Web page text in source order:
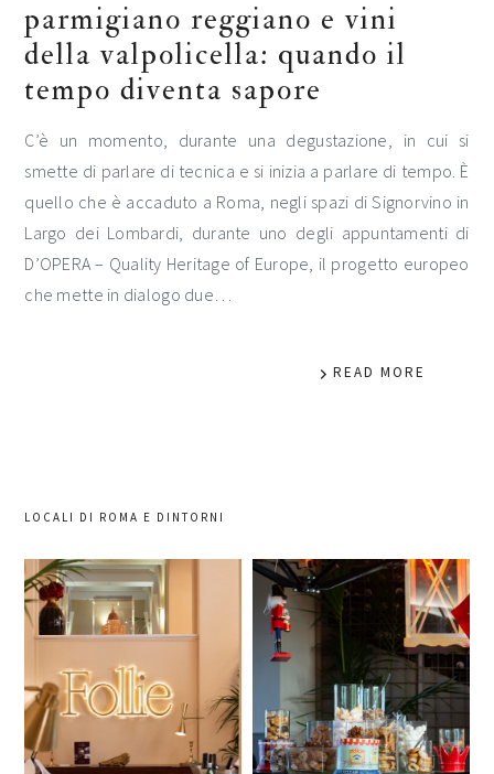
parmigiano reggiano e vini
della valpolicella: quando il
tempo diventa sapore
C’è un momento, durante una degustazione, in cui si
smette di parlare di tecnica e si inizia a parlare di tempo. È
quello che è accaduto a Roma, negli spazi di Signorvino in
Largo dei Lombardi, durante uno degli appuntamenti di
D’OPERA – Quality Heritage of Europe, il progetto europeo
che mette in dialogo due…
READ MORE
LOCALI DI ROMA E DINTORNI